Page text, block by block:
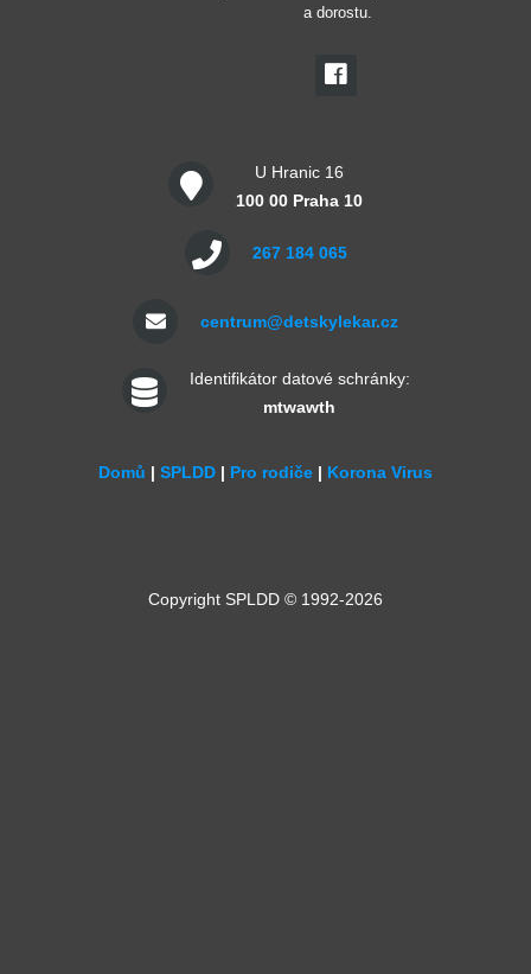
a dorostu.
U Hranic 16
100 00 Praha 10
267 184 065
centrum@detskylekar.cz
Identifikátor datové schránky:
mtwawth
Domů | SPLDD | Pro rodiče | Korona Virus
Copyright SPLDD © 1992-2026